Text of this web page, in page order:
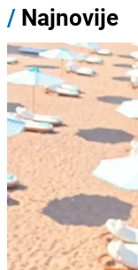
/ Najnovije